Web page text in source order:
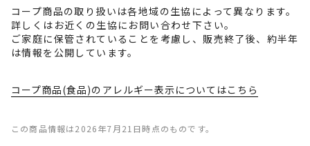
コープ商品の取り扱いは各地域の生協によって異なります。
詳しくはお近くの生協にお問い合わせ下さい。
ご家庭に保管されていることを考慮し、販売終了後、約半年
は情報を公開しています。
コープ商品(食品)のアレルギー表示についてはこちら
この商品情報は2026年7月21日時点のものです。